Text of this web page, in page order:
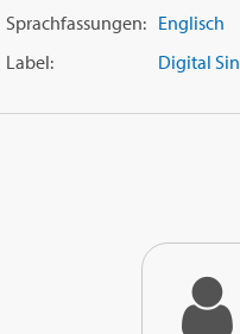
Sprachfassungen: Englisch
Label:
Digital Sin